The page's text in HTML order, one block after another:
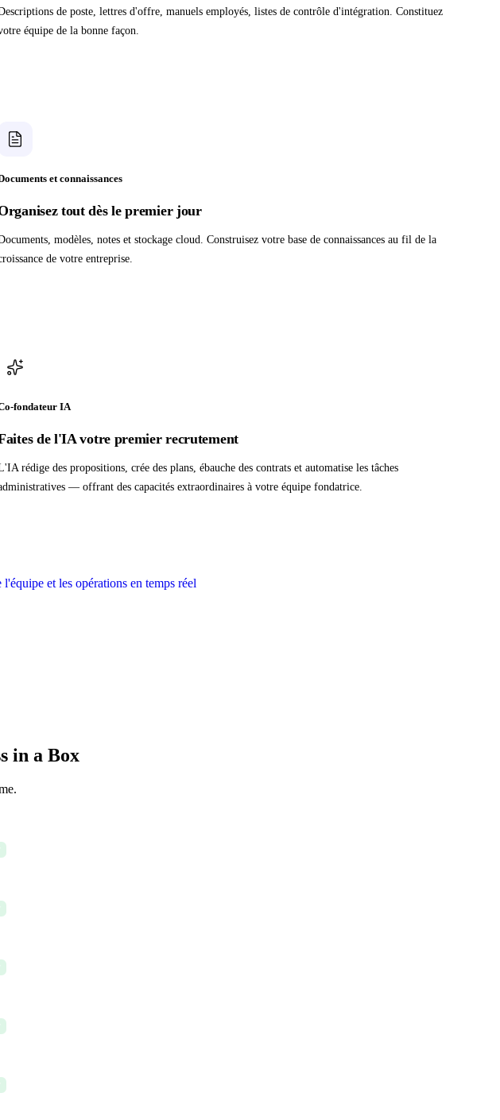
de poste, lettres d'offre, manuels employés, listes de contrôle d'intégration. Constituez
équipe de la bonne façon.
et connaissances
tout dès le premier jour
modèles, notes et stockage cloud. Construisez votre base de connaissances au fil de la
de votre entreprise.
fondateur IA
de l'IA votre premier recrutement
rédige des propositions, crée des plans, ébauche des contrats et automatise les tâches
— offrant des capacités extraordinaires à votre équipe fondatrice.
in a Box